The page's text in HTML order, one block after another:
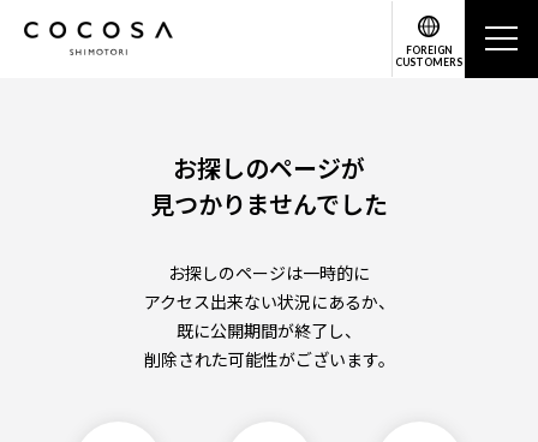
FOREIGN
CUSTOMERS
お探しのページが
見つかりませんでした
お探しのページは一時的に
アクセス出来ない状況にあるか、
既に公開期間が終了し、
削除された可能性がございます。